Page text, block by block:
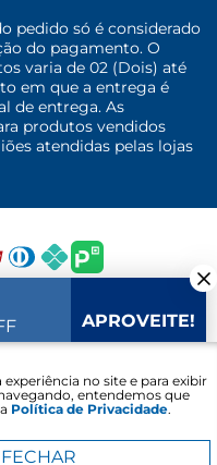
pedido só é considerado
do pagamento. O
varia de 02 (Dois) até
em que a entrega é
de entrega. As
produtos vendidos
atendidas pelas lojas
Furtado - Canaã -
os direitos reservados.
no site e para exibir
entendemos que
Política de Privacidade.
APROVEITE!
33 56